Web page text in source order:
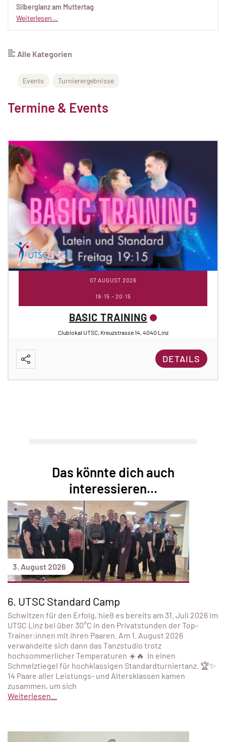
Silberglanz am Muttertag
Weiterlesen...
Alle Kategorien
Events Turnierergebnisse
Termine & Events
07 AUGUST 2026
19:15 - 20:15
BASIC TRAINING
Clublokal UTSC, Kreuzstrasse 14, 4040 Linz
DETAILS
Das könnte dich auch
interessieren...
3. August 2026
6. UTSC Standard Camp
Schwitzen für den Erfolg, hieß es bereits am 31. Juli 2026 im
UTSC Linz bei über 30°C in den Privatstunden der Top-
Trainer:innen mit ihren Paaren. Am 1. August 2026
verwandelte sich dann das Tanzstudio trotz
hochsommerlicher Temperaturen ☀️🔥 in einen
Schmelztiegel für hochklassigen Standardturniertanz. 🏆✨
14 Paare aller Leistungs- und Altersklassen kamen
zusammen, um sich
Weiterlesen...